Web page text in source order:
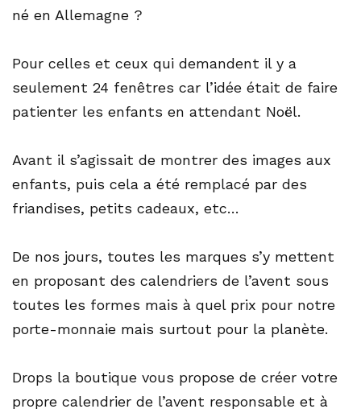
né en Allemagne ?
Pour celles et ceux qui demandent il y a
seulement 24 fenêtres car l’idée était de faire
patienter les enfants en attendant Noël.
Avant il s’agissait de montrer des images aux
enfants, puis cela a été remplacé par des
friandises, petits cadeaux, etc…
De nos jours, toutes les marques s’y mettent
en proposant des calendriers de l’avent sous
toutes les formes mais à quel prix pour notre
porte-monnaie mais surtout pour la planète.
Drops la boutique vous propose de créer votre
propre calendrier de l’avent responsable et à